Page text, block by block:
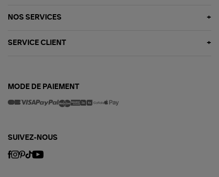
NOS SERVICES
SERVICE CLIENT
MODE DE PAIEMENT
SUIVEZ-NOUS